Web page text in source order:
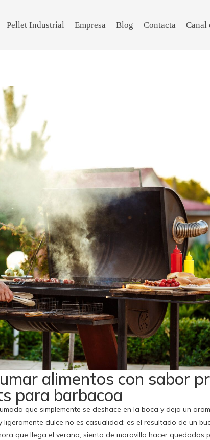
Pellet Industrial Empresa Blog Contacta Canal
alimentos con sabor
para barbacoa
que simplemente se deshace en la boca y deja un
dulce no es casualidad: es el resultado de un
que llega el verano, sienta de maravilla hacer quedadas